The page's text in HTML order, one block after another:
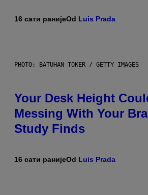
16 сати ранијеOd Luis Prada
PHOTO: BATUHAN TOKER / GETTY IMAGES
Your Desk Height
Messing With Your
Study Finds
16 сати ранијеOd Luis Prada